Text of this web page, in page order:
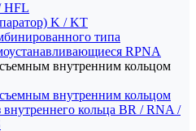
HFL
K / KT
типа
RPNA
внутренним кольцом
внутренним кольцом
кольца BR / RNA /